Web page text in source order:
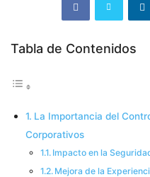
Tabla de Contenidos
La Importancia del
Corporativos
Impacto en la
Mejora de la